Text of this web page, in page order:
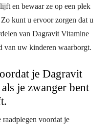
en bewaar ze op een plek
kunt u ervoor zorgen dat u
van Dagravit Vitamine
van uw kinderen waarborgt.
je Dagravit
je zwanger bent
voordat je